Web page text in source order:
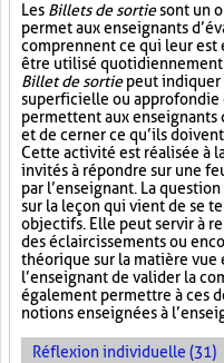
Les Billets de sortiesont un
permet aux enseignants
comprennent ce qui leur est
être utilisé quotidiennement
Billet de sortiepeut indiquer
superficielle ou approfondie
permettent aux enseignants
et de cerner ce qu’ils
Cette activité est réalisée à
invités à répondre sur une
par l’enseignant. La
sur la leçon qui vient de se
objectifs. Elle peut servir à
des éclaircissements ou
théorique sur la matière vue
l’enseignant de valider la
également permettre à ces
notions enseignées à
Réflexion individuelle (31)